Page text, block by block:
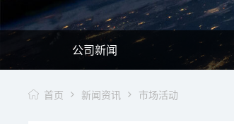
公司新闻
首页 新闻资讯 市场活动